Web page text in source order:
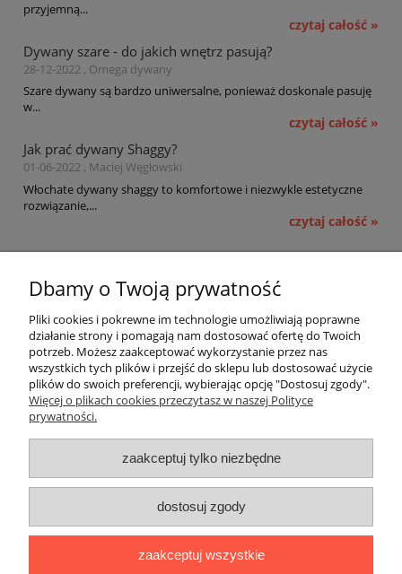
przyjemną...
czytaj całość »
Dywany szare - do jakich wnętrz pasują?
28-12-2022 , Omega dywany
Szare dywany są bardzo uniwersalne, ponieważ doskonale pasuję
w...
czytaj całość »
Jak prać dywany Shaggy?
01-06-2022 , Maciej Węgłowski
Włochate dywany shaggy to komfortowe i niezwykle estetyczne
rozwiązanie,...
czytaj całość »
Płatności i dostawa
Informacje
O nas
Witosz i Spółka
44-203 Rybnik ul. Brzezińska 50c
telefon:511760570
Dbamy o Twoją prywatność
Pliki cookies i pokrewne im technologie umożliwiają poprawne
działanie strony i pomagają nam dostosować ofertę do Twoich
potrzeb. Możesz zaakceptować wykorzystanie przez nas
wszystkich tych plików i przejść do sklepu lub dostosować użycie
plików do swoich preferencji, wybierając opcję "Dostosuj zgody".
Więcej o plikach cookies przeczytasz w naszej Polityce
prywatności.
zaakceptuj tylko niezbędne
dostosuj zgody
zaakceptuj wszystkie